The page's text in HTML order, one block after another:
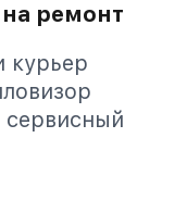
на ремонт
курьер
сервисный